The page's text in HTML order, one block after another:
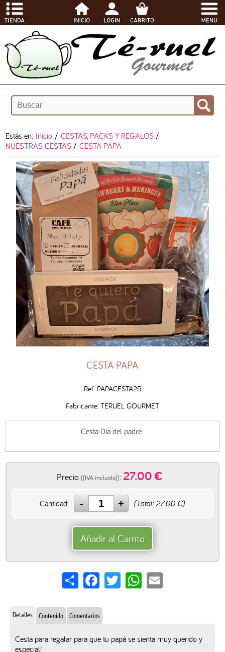
Estás en: Inicio /CESTAS, PACKS Y REGALOS /
NUESTRAS CESTAS /CESTA PAPA
CESTA PAPA
Ref.: PAPACESTA25
Fabricante: TERUEL GOURMET
Cesta Dia del padre
Precio((IVA incluido)): 27.00€
Cantidad: (Total:27.00 €)
Añadir al Carrito
Share FacebookTwitterWhatsAppEmail
Detalles Contenido Comentarios
Cesta para regalar para que tu papá se sienta muy querido y
especial!